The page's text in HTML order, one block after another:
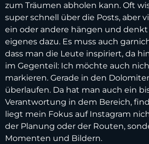
zum Träumen abholen kann. Oft
super schnell über die Posts, aber
ein oder andere hängen und denkt
eigenes dazu. Es muss auch
dass man die Leute inspiriert, da
im Gegenteil: Ich möchte auch
markieren. Gerade in den
überlaufen. Da hat man auch ein
Verantwortung in dem Bereich,
liegt mein Fokus auf Instagram
der Planung oder der Routen,
Momenten und Bildern.